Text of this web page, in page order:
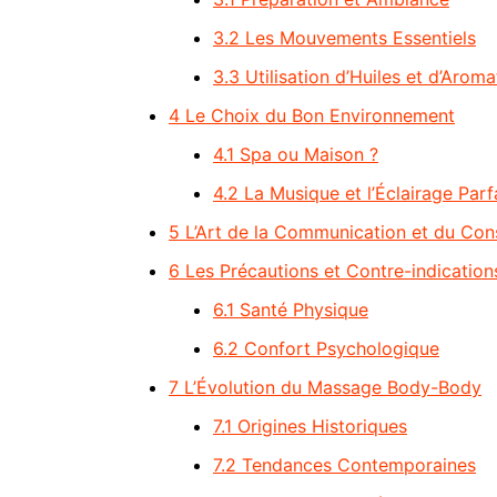
3.2 Les Mouvements Essentiels
3.3 Utilisation d’Huiles et
4 Le Choix du Bon Environnement
4.1 Spa ou Maison ?
4.2 La Musique et l’Éclairage
5 L’Art de la Communication et du
6 Les Précautions et Contre-
6.1 Santé Physique
6.2 Confort Psychologique
7 L’Évolution du Massage Body-Body
7.1 Origines Historiques
7.2 Tendances Contemporaines